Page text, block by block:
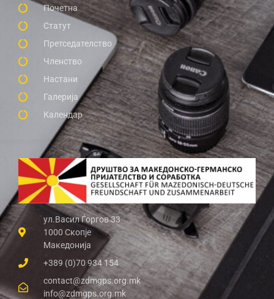
ул.Васил Ѓоргов 33
1000 Скопје
Македонија
+389 (0)70 934 154
contact@zdmgps.org.mk
info@zdmgps.org.mk
Почетна
Статут
Претседателство
Членство
Настани
Галерија
Календар